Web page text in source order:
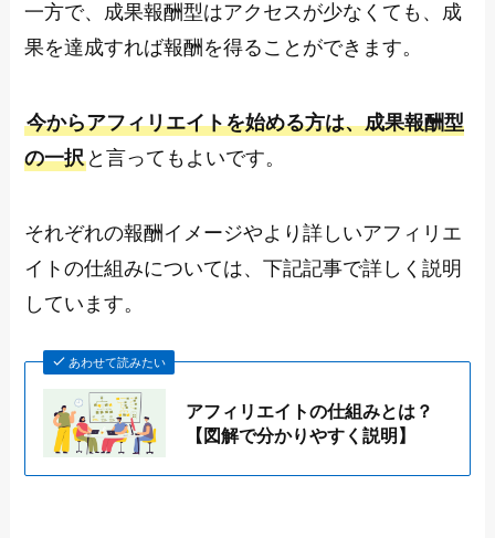
一方で、成果報酬型はアクセスが少なくても、成
果を達成すれば報酬を得ることができます。
今からアフィリエイトを始める方は、成果報酬型
の一択 と言ってもよいです。
それぞれの報酬イメージやより詳しいアフィリエ
イトの仕組みについては、下記記事で詳しく説明
しています。
あわせて読みたい
アフィリエイトの仕組みとは？
【図解で分かりやすく説明】